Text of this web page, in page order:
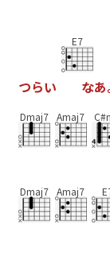
つらい
E7
なあ
Dmaj7 Amaj7
Dmaj7 Amaj7